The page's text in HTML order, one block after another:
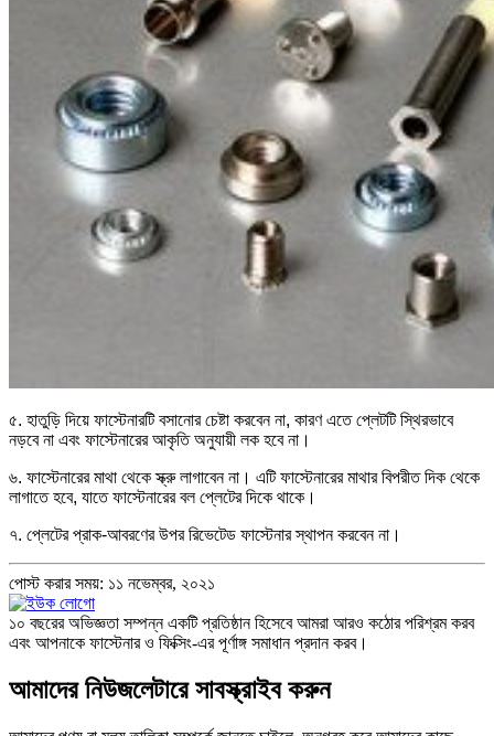
৫. হাতুড়ি দিয়ে ফাস্টেনারটি বসানোর চেষ্টা করবেন না, কারণ এতে প্লেটটি স্থিরভাবে
নড়বে না এবং ফাস্টেনারের আকৃতি অনুযায়ী লক হবে না।
৬. ফাস্টেনারের মাথা থেকে স্ক্রু লাগাবেন না। এটি ফাস্টেনারের মাথার বিপরীত দিক থেকে
লাগাতে হবে, যাতে ফাস্টেনারের বল প্লেটের দিকে থাকে।
৭. প্লেটের প্রাক-আবরণের উপর রিভেটেড ফাস্টেনার স্থাপন করবেন না।
পোস্ট করার সময়: ১১ নভেম্বর, ২০২১
১০ বছরের অভিজ্ঞতা সম্পন্ন একটি প্রতিষ্ঠান হিসেবে আমরা আরও কঠোর পরিশ্রম করব
এবং আপনাকে ফাস্টেনার ও ফিক্সিং-এর পূর্ণাঙ্গ সমাধান প্রদান করব।
আমাদের নিউজলেটারে সাবস্ক্রাইব করুন